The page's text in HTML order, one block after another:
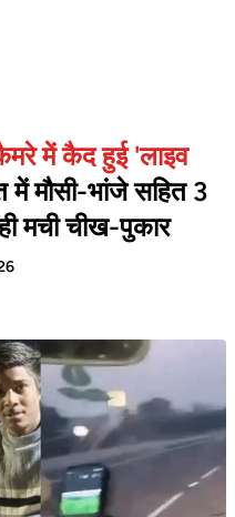
में कैद हुई 'लाइव
में मौसी-भांजे सहित 3
मची चीख-पुकार